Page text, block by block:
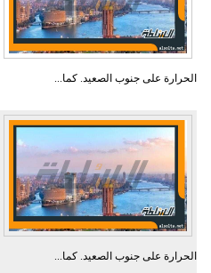
الحرارة على جنوب الصعيد. كما...
الحرارة على جنوب الصعيد. كما...